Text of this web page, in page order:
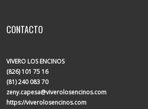
CONTACTO
VIVERO LOS ENCINOS
(826) 101 75 16
(81) 240 083 70
zeny.capesa@viverolosencinos.com
https://viverolosencinos.com